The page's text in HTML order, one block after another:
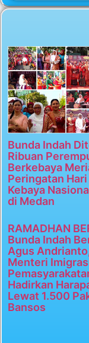
Bunda Indah
Ribuan
Berkebaya
Peringatan Hari
Kebaya
di Medan
RAMADHAN
Bunda Indah
Agus
Menteri
Hadirkan
Lewat 1.500
Bansos